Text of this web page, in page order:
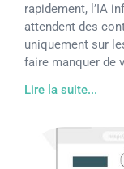
rapidement, l’IA
attendent des
uniquement sur
faire manquer de
Lire la suite...